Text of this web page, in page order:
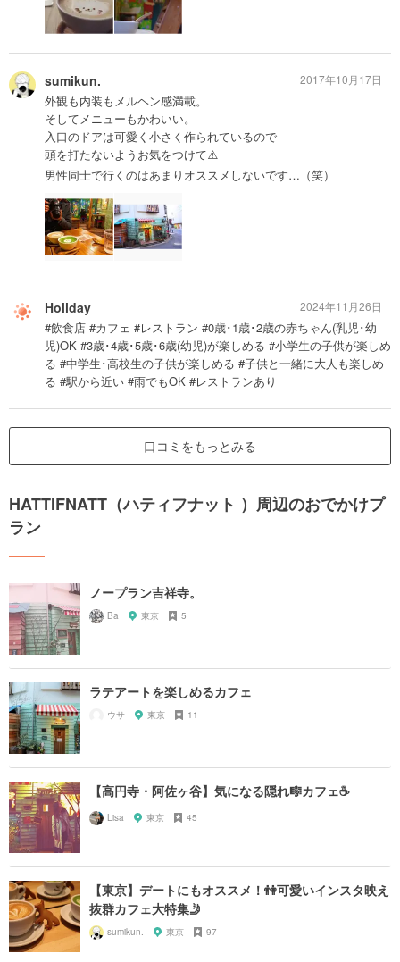
sumikun.
外観も内装もメルヘン感満載。
そしてメニューもかわいい。
入口のドアは可愛く小さく作られているので
頭を打たないようお気をつけて⚠️
男性同士で行くのはあまりオススメしないです…（笑）
2017年10月17日
Holiday
#飲食店 #カフェ #レストラン #0歳･1歳･2歳の赤ちゃん(乳児･幼
児)OK #3歳･4歳･5歳･6歳(幼児)が楽しめる #小学生の子供が楽しめ
る #中学生･高校生の子供が楽しめる #子供と一緒に大人も楽しめ
る #駅から近い #雨でもOK #レストランあり
2024年11月26日
口コミをもっとみる
HATTIFNATT（ハティフナット ）周辺のおでかけプ
ラン
ノープラン吉祥寺。
Ba 東京 5
ラテアートを楽しめるカフェ
ウサ 東京 11
【高円寺・阿佐ヶ谷】気になる隠れ🎼カフェ☕️
Lisa 東京 45
【東京】デートにもオススメ！👫可愛いインスタ映え
抜群カフェ大特集🤳
sumikun. 東京 97